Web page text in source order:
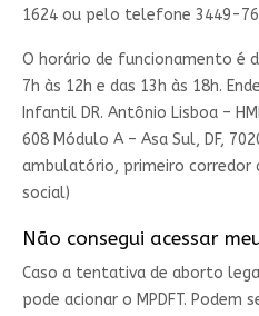
1624 ou pelo telefone 3449-
O horário de funcionamento é
7h às 12h e das 13h às 18h.
Infantil DR. Antônio Lisboa –
608 Módulo A – Asa Sul, DF,
ambulatório, primeiro corredor
social)
Não consegui acessar
Caso a tentativa de aborto
pode acionar o MPDFT.